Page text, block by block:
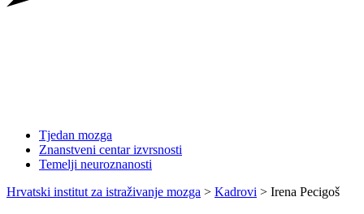
Tjedan mozga
Znanstveni centar izvrsnosti
Temelji neuroznanosti
Hrvatski institut za istraživanje mozga > Kadrovi > Irena Pecigoš